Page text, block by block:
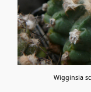
Wigginsia